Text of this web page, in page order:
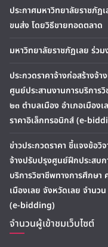
ประกาศมหาวิทยาลัยราชภัฏ
ขนส่ง โดยวิธีขายทอดตลาด
มหาวิทยาลัยราชภัฏเลย ร่ว
ประกวดราคาจ้างก่อสร้างจ้
ศูนย์ประสานงานการบริการ
๒๓ ตำบลเมือง อำเภอเมือง
ราคาอิเล็กทรอนิกส์ (e-
ข่าวประกวดราคา ชี้แจงข้อวิ
จ้างปรับปรุงศูนย์ฝึกประสบ
บริการวิชาชีพทางการศึกษา
เมืองเลย จังหวัดเลย จำนว
(e-bidding)
จำนวนผู้เข้าชมเว็บไซต์